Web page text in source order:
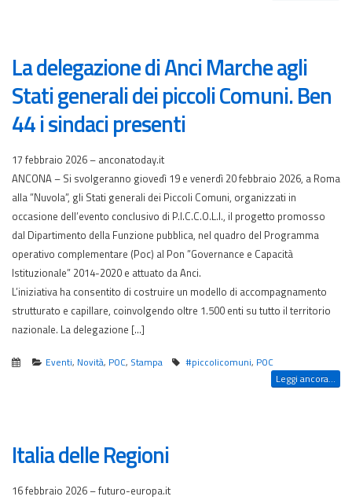
La delegazione di Anci Marche agli
Stati generali dei piccoli Comuni. Ben
44 i sindaci presenti
17 febbraio 2026 – anconatoday.it
ANCONA – Si svolgeranno giovedì 19 e venerdì 20 febbraio 2026, a Roma
alla ”Nuvola”, gli Stati generali dei Piccoli Comuni, organizzati in
occasione dell’evento conclusivo di P.I.C.C.O.L.I., il progetto promosso
dal Dipartimento della Funzione pubblica, nel quadro del Programma
operativo complementare (Poc) al Pon ”Governance e Capacità
Istituzionale” 2014-2020 e attuato da Anci.
L’iniziativa ha consentito di costruire un modello di accompagnamento
strutturato e capillare, coinvolgendo oltre 1.500 enti su tutto il territorio
nazionale. La delegazione […]
Eventi, Novità, POC, Stampa #piccolicomuni, POC
Leggi ancora...
Italia delle Regioni
16 febbraio 2026 – futuro-europa.it